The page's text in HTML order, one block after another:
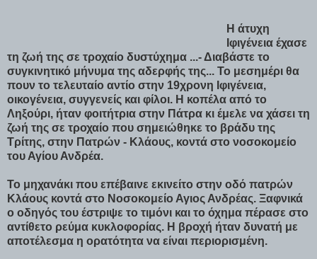
Η άτυχη
Ιφιγένεια έχασε
τη ζωή της σε τροχαίο δυστύχημα ...- Διαβάστε το
συγκινητικό μήνυμα της αδερφής της... Το μεσημέρι θα
πουν το τελευταίο αντίο στην 19χρονη Ιφιγένεια,
οικογένεια, συγγενείς και φίλοι. Η κοπέλα από το
Ληξούρι, ήταν φοιτήτρια στην Πάτρα κι έμελε να χάσει τη
ζωή της σε τροχαίο που σημειώθηκε το βράδυ της
Τρίτης, στην Πατρών - Κλάους, κοντά στο νοσοκομείο
του Αγίου Ανδρέα.
Το μηχανάκι που επέβαινε εκινείτο στην οδό πατρών
Κλάους κοντά στο Νοσοκομείο Αγιος Ανδρέας. Ξαφνικά
ο οδηγός του έστριψε το τιμόνι και το όχημα πέρασε στο
αντίθετο ρεύμα κυκλοφορίας. Η βροχή ήταν δυνατή με
αποτέλεσμα η ορατότητα να είναι περιορισμένη.